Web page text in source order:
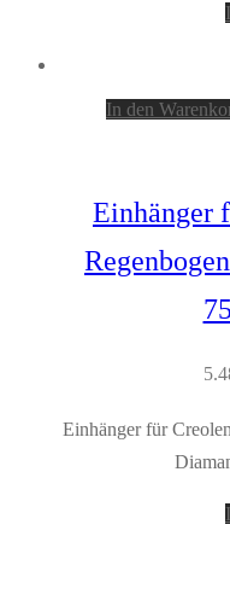
In den
Einhänger
Einhänger für